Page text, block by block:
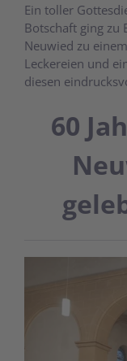
Ein toller
Botschaft ging zu
Neuwied zu
Leckereien und
diesen
60